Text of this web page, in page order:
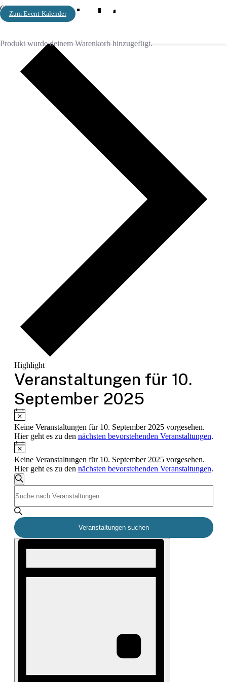
Zum Event-Kalender
Produktwurde deinem Warenkorb hinzugefügt.
Highlight
Highlight
Veranstaltungen für 10.
September 2025
Hinweis
Keine Veranstaltungen für 10. September 2025 vorgesehen.
Hier geht es zu den nächsten bevorstehenden Veranstaltungen.
Hinweis
Keine Veranstaltungen für 10. September 2025 vorgesehen.
Hier geht es zu den nächsten bevorstehenden Veranstaltungen.
Veranstaltungen
Suche
und
Ansichten,
Suche
Schlüsselwort
eingeben.
Suche
nach
Veranstaltungen
Schlüsselwort.
Veranstaltungen suchen
Veranstaltung
Ansichten-